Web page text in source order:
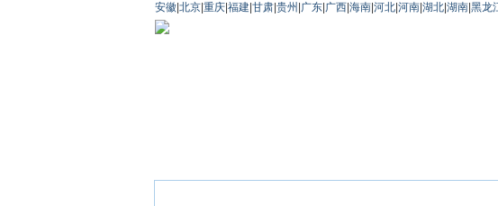
安徽 北京 重庆 福建 甘肃 贵州 广东 广西 海南 河北 河南 湖北 湖南 黑龙